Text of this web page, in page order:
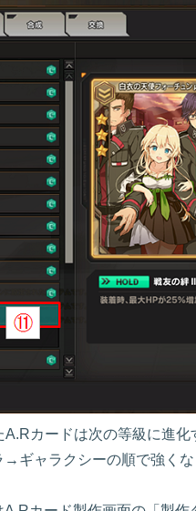
A.Rカードは次の等級に進
ギャラクシーの順で強くな